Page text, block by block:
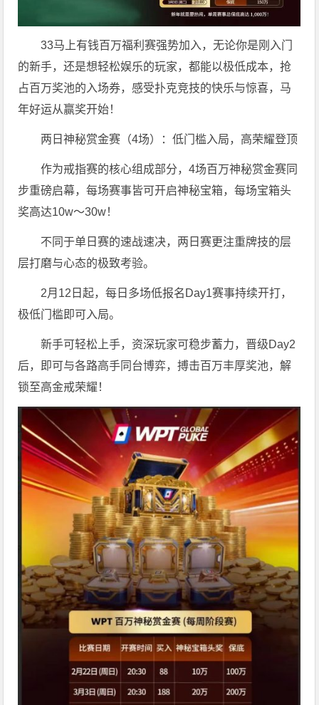
33马上有钱百万福利赛强势加入，无论你是刚入门
的新手，还是想轻松娱乐的玩家，都能以极低成本，抢
占百万奖池的入场券，感受扑克竞技的快乐与惊喜，马
年好运从赢奖开始！
两日神秘赏金赛（4场）：低门槛入局，高荣耀登顶
作为戒指赛的核心组成部分，4场百万神秘赏金赛同
步重磅启幕，每场赛事皆可开启神秘宝箱，每场宝箱头
奖高达10w～30w！
不同于单日赛的速战速决，两日赛更注重牌技的层
层打磨与心态的极致考验。
2月12日起，每日多场低报名Day1赛事持续开打，
极低门槛即可入局。
新手可轻松上手，资深玩家可稳步蓄力，晋级Day2
后，即可与各路高手同台博弈，搏击百万丰厚奖池，解
锁至高金戒荣耀！